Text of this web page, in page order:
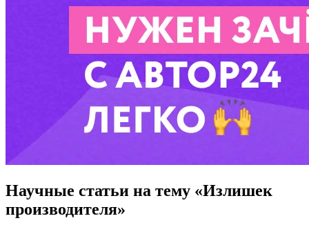
Научные статьи на тему «Излишек
производителя»